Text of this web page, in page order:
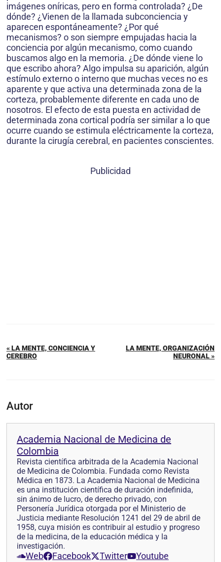
imágenes oníricas, pero en forma controlada? ¿De
dónde? ¿Vienen de la llamada subconciencia y
aparecen espontáneamente? ¿Por qué
mecanismos? o son siempre empujadas hacia la
conciencia por algún mecanismo, como cuando
buscamos algo en la memoria. ¿De dónde viene lo
que escribo ahora? Algo impulsa su aparición, algún
estímulo externo o interno que muchas veces no es
aparente y que activa una determinada zona de la
corteza, probablemente diferente en cada uno de
nosotros. El efecto de esta puesta en actividad de
determinada zona cortical podría ser similar a lo que
ocurre cuando se estimula eléctricamente la corteza,
durante la cirugía cerebral, en pacientes conscientes.
Publicidad
« LA MENTE, CONCIENCIA Y
CEREBRO
LA MENTE, ORGANIZACIÓN
NEURONAL »
Autor
Academia Nacional de Medicina de
Colombia
Revista científica arbitrada de la Academia Nacional
de Medicina de Colombia. Fundada como Revista
Médica en 1873. La Academia Nacional de Medicina
es una institución científica de duración indefinida,
sin ánimo de lucro, de derecho privado, con
Personería Jurídica otorgada por el Ministerio de
Justicia mediante Resolución 1241 del 29 de abril de
1958, cuya misión es contribuir al estudio y progreso
de la medicina, de la educación médica y la
investigación.
Web Facebook Twitter Youtube